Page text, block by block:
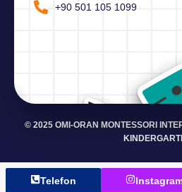
+90 501 105 1099
© 2025 OMI-ORAN MONTESSORI
Telefon